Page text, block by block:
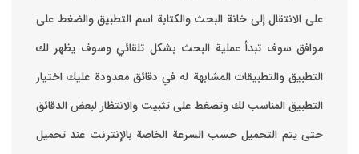
على الانتقال إلى خانة البحث والكتابة اسم التطبيق والضغط على
موافق ‏سوف تبدأ عملية البحث بشكل تلقائي وسوف يظهر لك
التطبيق والتطبيقات المشابهة له في دقائق معدودة ‏عليك اختيار
التطبيق المناسب لك وتضغط على تثبيت والانتظار لبعض الدقائق
حتى يتم التحميل حسب السرعة الخاصة بالإنترنت ‏عند تحميل